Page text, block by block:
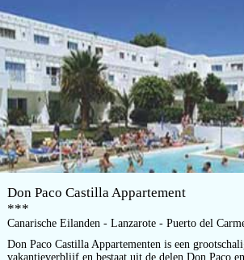
Don Paco Castilla Appartement
***
Canarische Eilanden - Lanzarote - Puerto del
Don Paco Castilla Appartementen is een
vakantieverblijf en bestaat uit de delen Don Paco